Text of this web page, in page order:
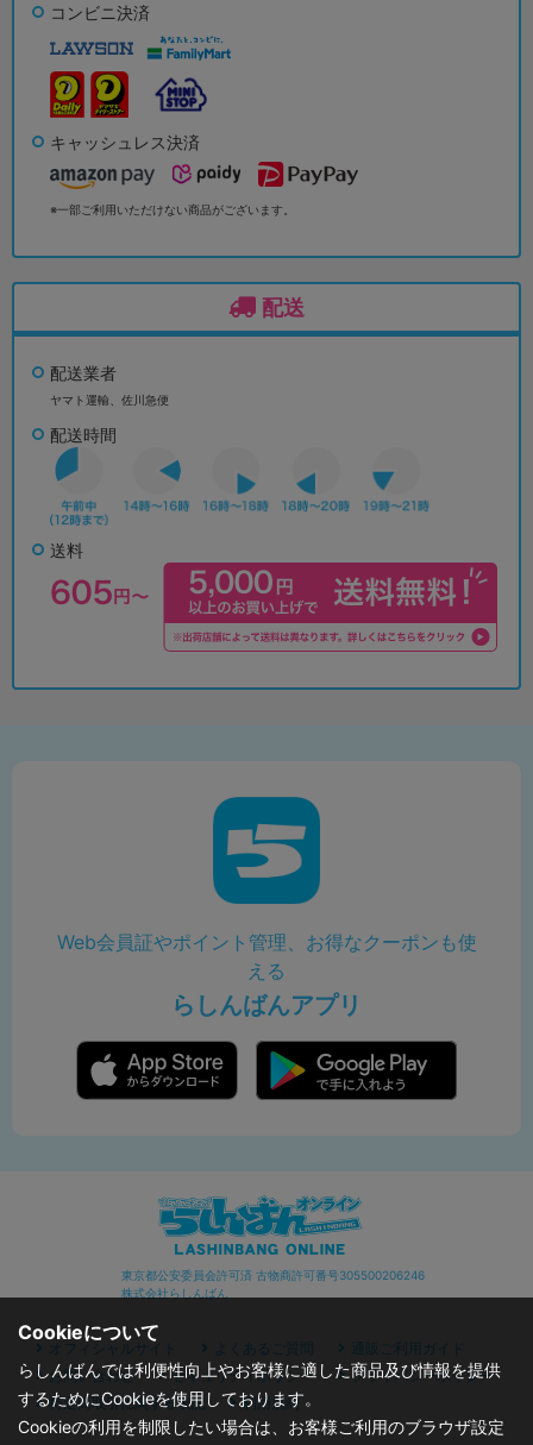
コンビニ決済
キャッシュレス決済
※一部ご利用いただけない商品がございます。
配送
配送業者
ヤマト運輸、佐川急便
配送時間
送料
Web会員証やポイント管理、お得なクーポンも使
える
らしんばんアプリ
東京都公安委員会許可済 古物商許可番号305500206246
株式会社らしんばん
オフィシャルサイト よくあるご質問
通販ご利用ガイド
お問い合わせ
セキュリティポリシー
プライバシーポリシー
特定商取引に関する表記
利用規約
Cookieについて
らしんばんでは利便性向上やお客様に適した商品及び情報を提供
するためにCookieを使用しております。
Cookieの利用を制限したい場合は、お客様ご利用のブラウザ設定